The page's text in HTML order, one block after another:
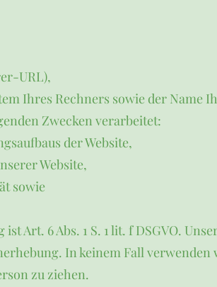
URL),
Ihres Rechners sowie der Name
Zwecken verarbeitet:
der Website,
Website,
sowie
Art. 6 Abs. 1 S. 1 lit. f DSGVO.
In keinem Fall
zu ziehen.